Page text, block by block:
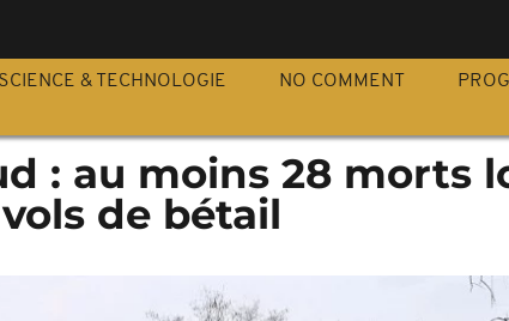
SCIENCE & TECHNOLOGIE NO COMMENT
: au moins 28 morts
de bétail